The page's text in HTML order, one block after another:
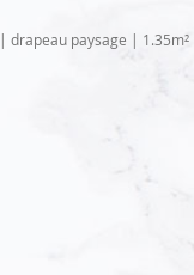
drapeau paysage |